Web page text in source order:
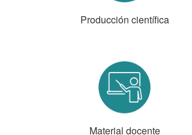
Producción científica
Material docente